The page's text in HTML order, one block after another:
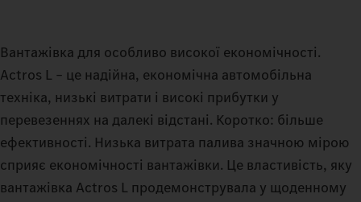
Вантажівка для особливо високої економічності.
Actros L – це надійна, економічна автомобільна
техніка, низькі витрати і високі прибутки у
перевезеннях на далекі відстані. Коротко: більше
ефективності. Низька витрата палива значною мірою
сприяє економічності вантажівки. Це властивість, яку
вантажівка Actros L продемонструвала у щоденному